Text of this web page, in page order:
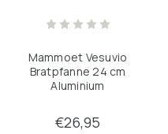
Mammoet Vesuvio
Bratpfanne 24 cm
Aluminium
€26,95